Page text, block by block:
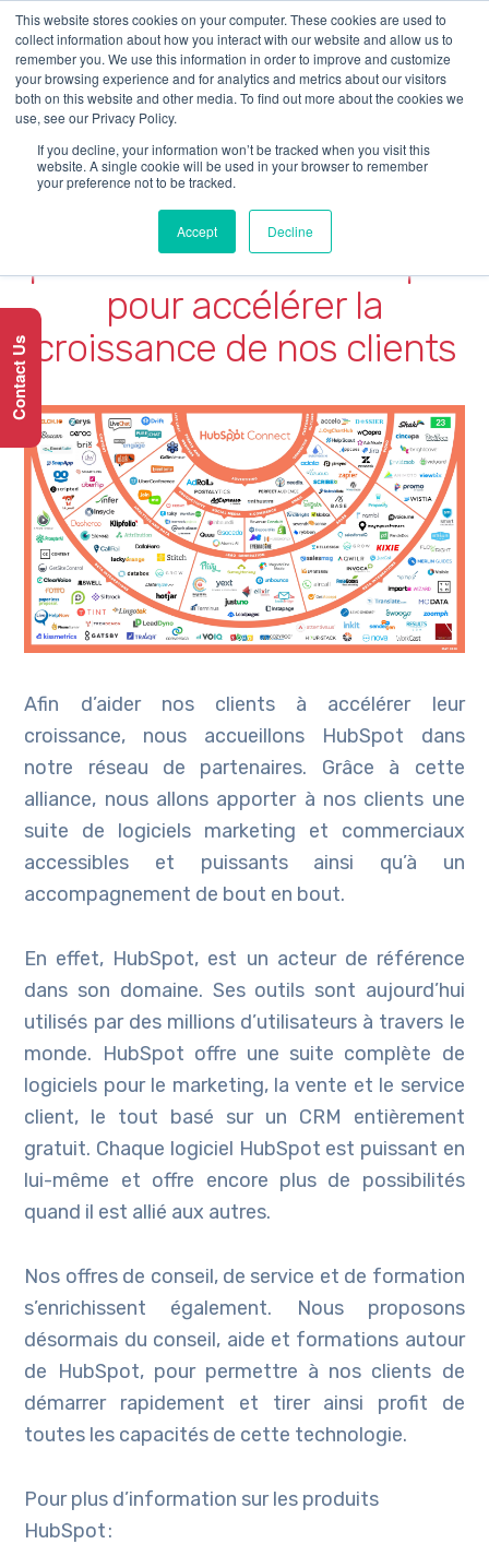
This website stores cookies on your computer. These cookies are used to
collect information about how you interact with our website and allow us to
remember you. We use this information in order to improve and customize
your browsing experience and for analytics and metrics about our visitors
both on this website and other media. To find out more about the cookies we
use, see our Privacy Policy.
If you decline, your information won’t be tracked when you visit this
website. A single cookie will be used in your browser to remember
your preference not to be tracked.
Accept Decline
Signature d’un
partenariat avec HubSpot
pour accélérer la
croissance de nos clients
Afin d’aider nos clients à accélérer leur
croissance, nous accueillons HubSpot dans
notre réseau de partenaires. Grâce à cette
alliance, nous allons apporter à nos clients une
suite de logiciels marketing et commerciaux
accessibles et puissants ainsi qu’à un
accompagnement de bout en bout.
En effet, HubSpot, est un acteur de référence
dans son domaine. Ses outils sont aujourd’hui
utilisés par des millions d’utilisateurs à travers le
monde. HubSpot offre une suite complète de
logiciels pour le marketing, la vente et le service
client, le tout basé sur un CRM entièrement
gratuit. Chaque logiciel HubSpot est puissant en
lui-même et offre encore plus de possibilités
quand il est allié aux autres.
Nos offres de conseil, de service et de formation
s’enrichissent également. Nous proposons
désormais du conseil, aide et formations autour
de HubSpot, pour permettre à nos clients de
démarrer rapidement et tirer ainsi profit de
toutes les capacités de cette technologie.
Pour plus d’information sur les produits
HubSpot :
Contact Us